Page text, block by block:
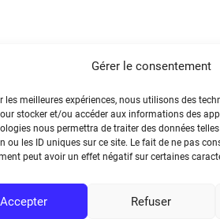
Gérer le consentement
les meilleures expériences, nous utilisons des
stocker et/ou accéder aux informations des
nous permettra de traiter des données
ou les ID uniques sur ce site. Le fait de ne pas
peut avoir un effet négatif sur certaines
Accepter Refuser
légales
de cookies (UE)
: Non conforme/Non